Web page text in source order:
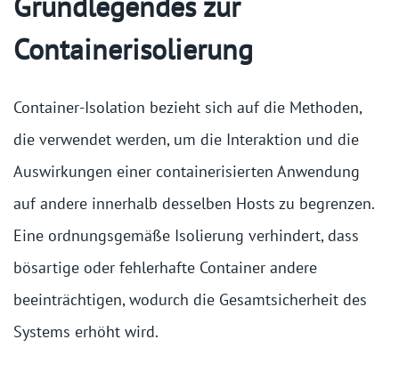
Containerisolierung
Container-Isolation bezieht sich auf die Methoden,
die verwendet werden, um die Interaktion und die
Auswirkungen einer containerisierten Anwendung
auf andere innerhalb desselben Hosts zu begrenzen.
Eine ordnungsgemäße Isolierung verhindert, dass
bösartige oder fehlerhafte Container andere
beeinträchtigen, wodurch die Gesamtsicherheit des
Systems erhöht wird.